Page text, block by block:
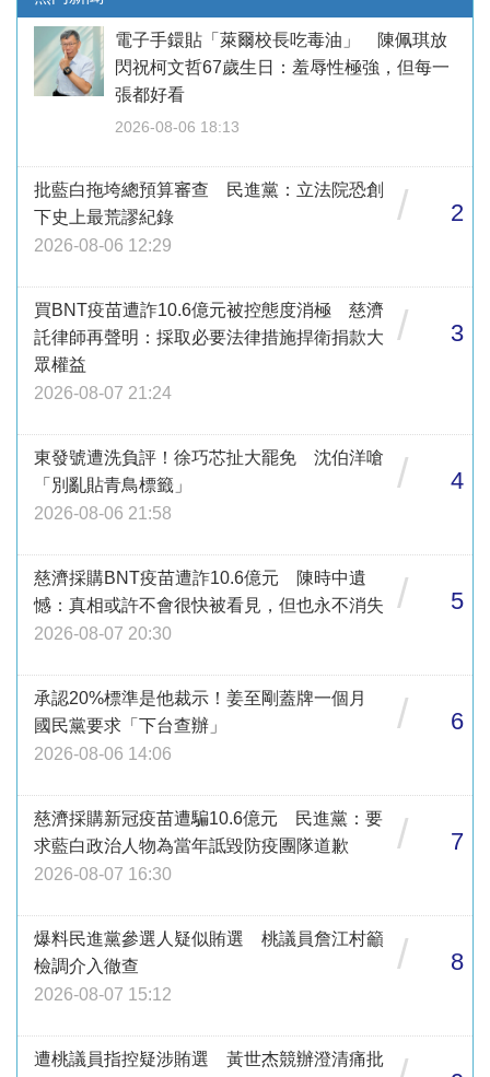
電子手鐶貼「萊爾校長吃毒油」 陳佩琪放
閃祝柯文哲67歲生日：羞辱性極強，但每一
張都好看
2026-08-06 18:13
批藍白拖垮總預算審查 民進黨：立法院恐創
下史上最荒謬紀錄
2026-08-06 12:29
/ 2
買BNT疫苗遭詐10.6億元被控態度消極 慈濟
託律師再聲明：採取必要法律措施捍衛捐款大
眾權益
2026-08-07 21:24
/ 3
東發號遭洗負評！徐巧芯扯大罷免 沈伯洋嗆
「別亂貼青鳥標籤」
2026-08-06 21:58
/ 4
慈濟採購BNT疫苗遭詐10.6億元 陳時中遺
憾：真相或許不會很快被看見，但也永不消失
2026-08-07 20:30
/ 5
承認20%標準是他裁示！姜至剛蓋牌一個月
國民黨要求「下台查辦」
2026-08-06 14:06
/ 6
慈濟採購新冠疫苗遭騙10.6億元 民進黨：要
求藍白政治人物為當年詆毀防疫團隊道歉
2026-08-07 16:30
/ 7
爆料民進黨參選人疑似賄選 桃議員詹江村籲
檢調介入徹查
2026-08-07 15:12
/ 8
遭桃議員指控疑涉賄選 黃世杰競辦澄清痛批